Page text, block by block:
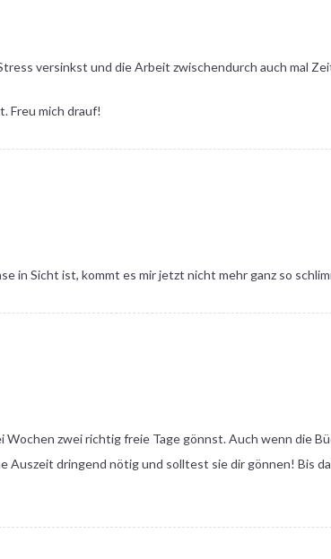
versinkst und die Arbeit zwischendurch auch mal
Freu mich drauf!
in Sicht ist, kommt es mir jetzt nicht mehr ganz so
Wochen zwei richtig freie Tage gönnst. Auch wenn die
Auszeit dringend nötig und solltest sie dir gönnen! Bis